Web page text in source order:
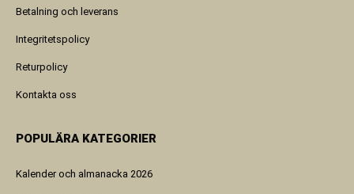
Betalning och leverans
Integritetspolicy
Returpolicy
Kontakta oss
POPULÄRA KATEGORIER
Kalender och almanacka 2026